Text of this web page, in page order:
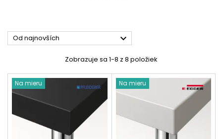
Od najnovších 
Zobrazuje sa 1-8 z 8 položiek
Na mieru Na mieru